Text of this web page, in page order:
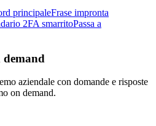
principaleFrase impronta
2FA smarritoPassa a
demand
aziendale con domande e risposte
on demand.